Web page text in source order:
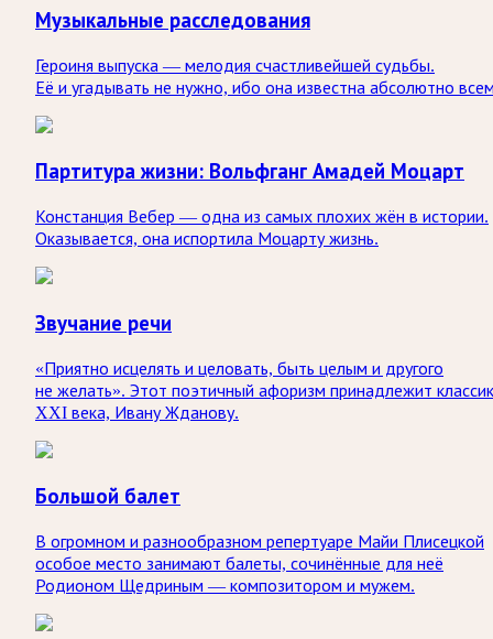
Музыкальные расследования
Героиня выпуска — мелодия счастливейшей судьбы.
Её и угадывать не нужно, ибо она известна абсолютно
Партитура жизни: Вольфганг Амадей Моцарт
Констанция Вебер — одна из самых плохих жён в истории.
Оказывается, она испортила Моцарту жизнь.
Звучание речи
«Приятно исцелять и целовать, быть целым и другого
не желать». Этот поэтичный афоризм принадлежит
XXI века, Ивану Жданову.
Большой балет
В огромном и разнообразном репертуаре Майи Плисецкой
особое место занимают балеты, сочинённые для неё
Родионом Щедриным — композитором и мужем.